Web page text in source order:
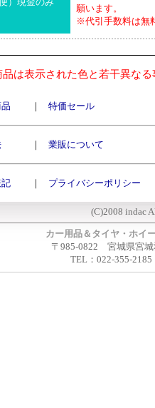
願います。
※代引手数料は無
は表示された色と若干異な
｜ 特価セール
｜ 業販について
｜ プライバシーポリシー
(C)2008 indac
カー用品＆タイヤ・ホイ
〒985-0822 宮城県宮城
TEL：022-355-